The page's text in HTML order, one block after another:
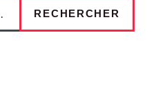
RECHERCHER